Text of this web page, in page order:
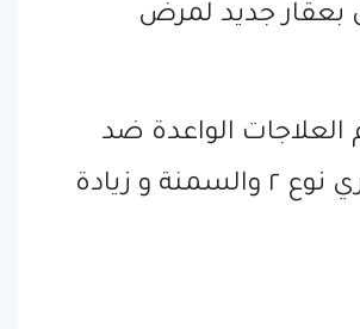
بعقار جديد لمرض
العلاجات الواعدة ضد
مرض السكري نوع ٢ والسمنة و زيادة